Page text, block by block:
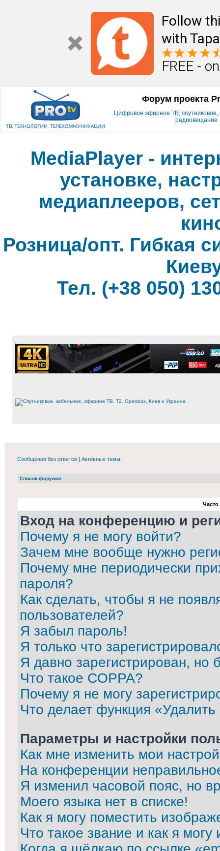
Follow
with
FREE -
Форум проекта
Цифровое эфирное ТВ, спутниковое,
радиовещание
MediaPlayer -
установке,
медиаплееров,
Розница/опт. Гибкая
Тел. (+38 050)
Сообщения без ответов | Активные темы
Список форумов
Вход на конференцию и
Почему я не могу войти?
Зачем мне вообще нужно
Почему мне периодически
пароля?
Как сделать, чтобы я не
пользователей?
Я забыл пароль!
Я только что
Я давно зарегистрирован, но
Что такое COPPA?
Почему я не могу
Что делает функция
Параметры и настройки
Как мне изменить мои
На конференции
Я изменил часовой пояс, но
Моего языка нет в списке!
Как я могу поместить
Что такое звание и как я могу